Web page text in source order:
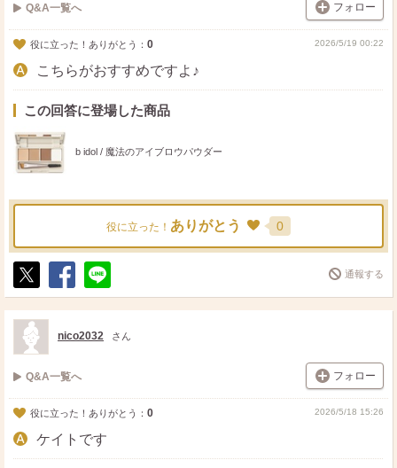
Q&A一覧へ フォロー
役に立った！ありがとう： 0 2026/5/19 00:22
こちらがおすすめですよ♪
この回答に登場した商品
b idol / 魔法のアイブロウパウダー
役に立った！ ありがとう 0
ポ
ス
ト
シ
ェ
送
る
通報する
nico2032 さん
Q&A一覧へ フォロー
役に立った！ありがとう： 0 2026/5/18 15:26
ケイトです